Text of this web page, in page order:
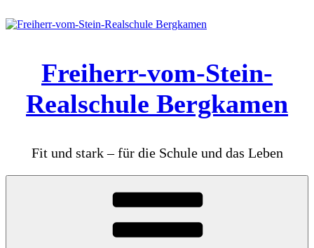
Inhalt
Freiherr-vom-Stein-
Realschule Bergkamen
Fit und stark – für die Schule und das Leben